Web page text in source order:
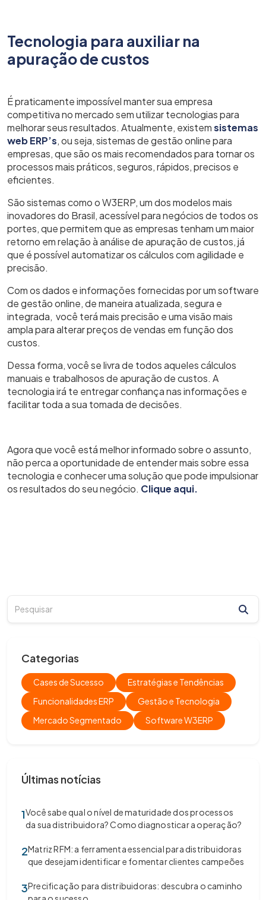
Categorias
Cases de Sucesso
Estratégias e Tendências
Funcionalidades ERP
Gestão e Tecnologia
Mercado Segmentado
Software W3ERP
Últimas notícias
1Você sabe qual o nível de maturidade dos processos
da sua distribuidora? Como diagnosticar a operação?
2Matriz RFM: a ferramenta essencial para distribuidoras
que desejam identificar e fomentar clientes campeões
3Precificação para distribuidoras: descubra o caminho
Tecnologia para auxiliar na
apuração de custos
É praticamente impossível manter sua empresa
competitiva no mercado sem utilizar tecnologias para
melhorar seus resultados. Atualmente, existemsistemas
web ERP’s, ou seja, sistemas de gestão online para
empresas, que são os mais recomendados para tornar os
processos mais práticos, seguros, rápidos, precisos e
eficientes.
São sistemas como o W3ERP, um dos modelos mais
inovadores do Brasil, acessível para negócios de todos os
portes, que permitem que as empresas tenham um maior
retorno em relação à análise de apuração de custos, já
que é possível automatizar os cálculos com agilidade e
precisão.
Com os dados e informações fornecidas por um software
de gestão online, de maneira atualizada, segura e
integrada, você terá mais precisão e uma visão mais
ampla para alterar preços de vendas em função dos
custos.
Dessa forma, você se livra de todos aqueles cálculos
manuais e trabalhosos de apuração de custos. A
tecnologia irá te entregar confiança nas informações e
facilitar toda a sua tomada de decisões.
Agora que você está melhor informado sobre o assunto,
não perca a oportunidade de entender mais sobre essa
tecnologia e conhecer uma solução que pode impulsionar
os resultados do seu negócio. Clique aqui.